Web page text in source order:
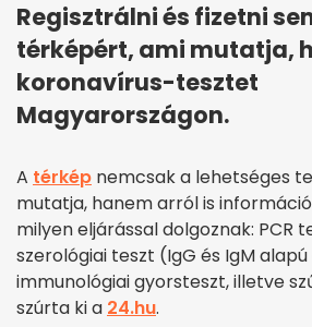
Regisztrálni és fizetni
térképért, ami mutatja,
koronavírus-tesztet
Magyarországon.
A térkép nemcsak a lehetséges
mutatja, hanem arról is
milyen eljárással dolgoznak: PCR
szerológiai teszt (IgG és IgM
immunológiai gyorsteszt, illetve
szúrta ki a 24.hu.